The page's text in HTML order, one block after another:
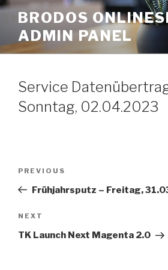
Skip
content
BRODOS
ADMIN PANEL
Service
Sonntag, 02.04.2023
Previous
Post
PREVIOUS
Frühjahrsputz – Freitag,
Next
Post
NEXT
TK Launch Next Magenta 2.0